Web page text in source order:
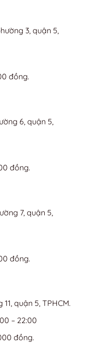
3, quận 5,
đồng.
6, quận 5,
đồng.
7, quận 5,
đồng.
quận 5, TPHCM.
– 22:00
đồng.